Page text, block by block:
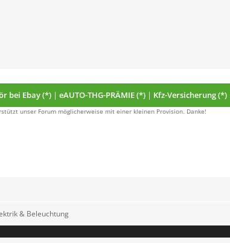
bei Ebay (*) | eAUTO-THG-PRÄMIE (*) | Kfz-Versicherung (*)
unser Forum möglicherweise mit einer kleinen Provision. Danke!
& Beleuchtung